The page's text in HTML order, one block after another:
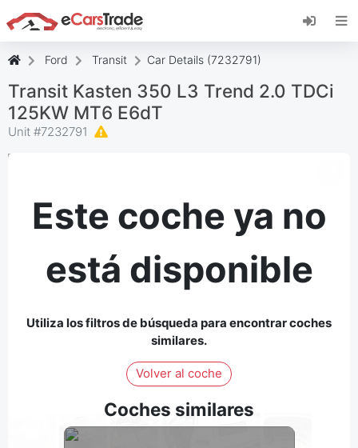
Instala la aplicación web de eCarsTrade,
añádela a tu pantalla de inicio y recibe
Ford Transit Car Details (7232791)
Transit Kasten 350 L3 Trend 2.0 TDCi
125KW MT6 E6dT
Unit #7232791
Este coche ya no
está disponible
Utiliza los filtros de búsqueda para encontrar coches
similares.
Volver al coche
Coches similares